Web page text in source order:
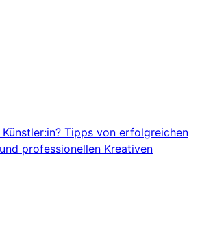
Tipps von erfolgreichen
professionellen Kreativen